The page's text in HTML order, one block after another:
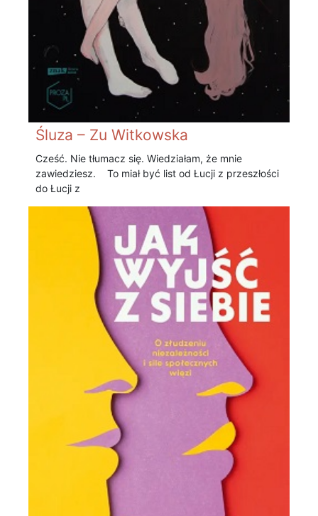
Śluza – Zu Witkowska
Cześć. Nie tłumacz się. Wiedziałam, że mnie
zawiedziesz. To miał być list od Łucji z przeszłości
do Łucji z